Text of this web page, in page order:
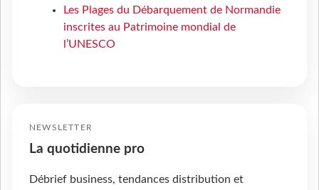
Les Plages du Débarquement de Normandie
inscrites au Patrimoine mondial de
l’UNESCO
NEWSLETTER
La quotidienne pro
Débrief business, tendances distribution et